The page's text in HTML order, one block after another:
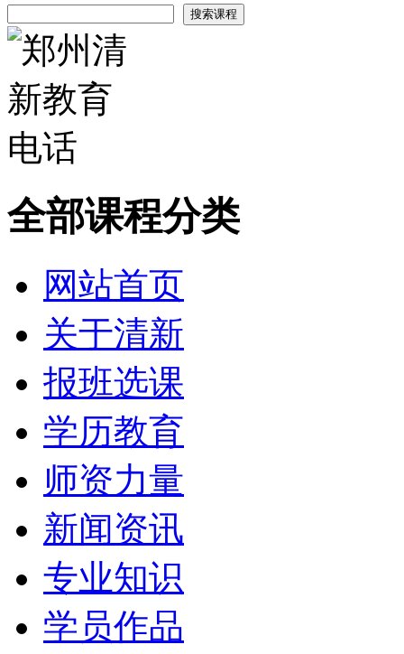
全部课程分类
网站首页
关于清新
报班选课
学历教育
师资力量
新闻资讯
专业知识
学员作品